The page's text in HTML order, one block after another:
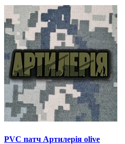
PVC патч Артилерія olive